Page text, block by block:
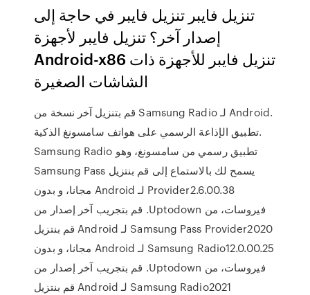
تنزيل فايبر تنزيل فايبر في حاجة إلى
إصدار آخر؟ تنزيل فايبر لأجهزة
Android-x86 تنزيل فايبر للأجهزة ذات
الشاشات الصغيرة
قم بتنزيل آخر نسخة من Samsung Radio لـ Android.
تطبيق الإذاعة الرسمي على هواتف سامسونغ الذكية.
Samsung Radio تطبيق رسمي من سامسونغ، وهو
يسمح لك بالاستماع إلى ‫قم بنتزيل Samsung Pass
Provider2.6.00.38 لـ Android مجانا، و بدون
فيروسات، من Uptodown. قم بتجريب آخر إصدار من
Samsung Pass Provider2020 لـ Android ‫قم بنتزيل
Samsung Radio12.0.00.25 لـ Android مجانا، و بدون
فيروسات، من Uptodown. قم بتجريب آخر إصدار من
Samsung Radio2021 لـ Android ‫قم بنتزيل